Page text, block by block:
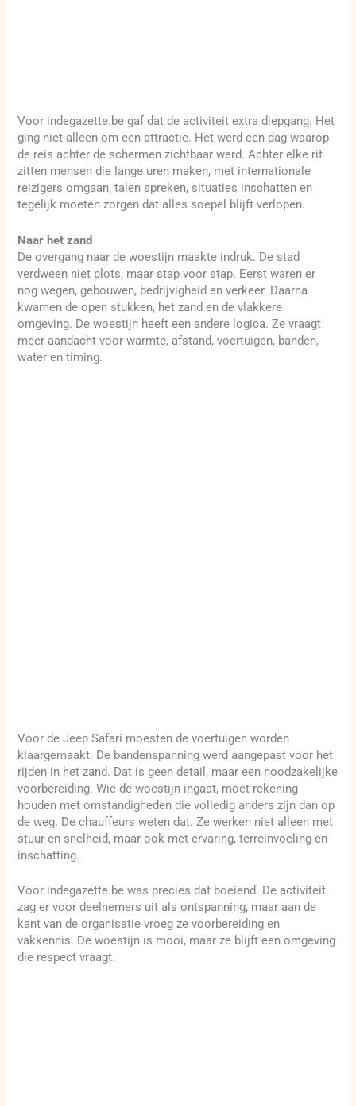
Voor indegazette.be gaf dat de activiteit extra diepgang. Het
ging niet alleen om een attractie. Het werd een dag waarop
de reis achter de schermen zichtbaar werd. Achter elke rit
zitten mensen die lange uren maken, met internationale
reizigers omgaan, talen spreken, situaties inschatten en
tegelijk moeten zorgen dat alles soepel blijft verlopen.
Naar het zand
De overgang naar de woestijn maakte indruk. De stad
verdween niet plots, maar stap voor stap. Eerst waren er
nog wegen, gebouwen, bedrijvigheid en verkeer. Daarna
kwamen de open stukken, het zand en de vlakkere
omgeving. De woestijn heeft een andere logica. Ze vraagt
meer aandacht voor warmte, afstand, voertuigen, banden,
water en timing.
Voor de Jeep Safari moesten de voertuigen worden
klaargemaakt. De bandenspanning werd aangepast voor het
rijden in het zand. Dat is geen detail, maar een noodzakelijke
voorbereiding. Wie de woestijn ingaat, moet rekening
houden met omstandigheden die volledig anders zijn dan op
de weg. De chauffeurs weten dat. Ze werken niet alleen met
stuur en snelheid, maar ook met ervaring, terreinvoeling en
inschatting.
Voor indegazette.be was precies dat boeiend. De activiteit
zag er voor deelnemers uit als ontspanning, maar aan de
kant van de organisatie vroeg ze voorbereiding en
vakkennis. De woestijn is mooi, maar ze blijft een omgeving
die respect vraagt.